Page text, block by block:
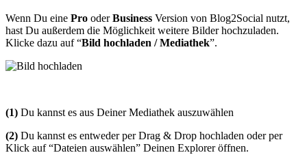
Wenn Du eine Pro oderBusiness Version von Blog2Social nutzt,
hast Du außerdem die Möglichkeit weitere Bilder hochzuladen.
Klicke dazu auf “Bild hochladen / Mediathek”.
(1) Du kannst es aus Deiner Mediathek auszuwählen
(2) Du kannst es entweder per Drag & Drop hochladen oder per
Klick auf “Dateien auswählen” Deinen Explorer öffnen.